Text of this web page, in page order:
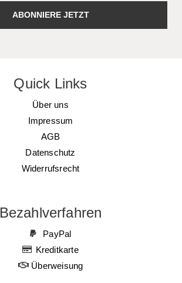
ABONNIERE JETZT
Quick Links
Über uns
Impressum
AGB
Datenschutz
Widerrufsrecht
Bezahlverfahren
PayPal
Kreditkarte
Überweisung